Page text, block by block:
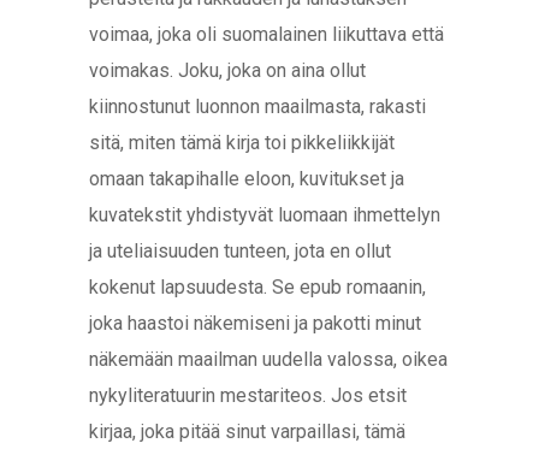
voimaa, joka oli suomalainen liikuttava että
voimakas. Joku, joka on aina ollut
kiinnostunut luonnon maailmasta, rakasti
sitä, miten tämä kirja toi pikkeliikkijät
omaan takapihalle eloon, kuvitukset ja
kuvatekstit yhdistyvät luomaan ihmettelyn
ja uteliaisuuden tunteen, jota en ollut
kokenut lapsuudesta. Se epub romaanin,
joka haastoi näkemiseni ja pakotti minut
näkemään maailman uudella valossa, oikea
nykyliteratuurin mestariteos. Jos etsit
kirjaa, joka pitää sinut varpaillasi, tämä